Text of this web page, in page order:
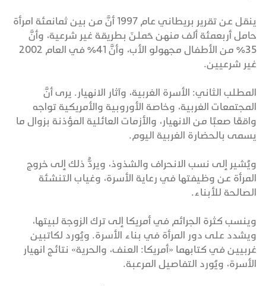
ينقل عن تقرير بريطاني عام 1997 أنَّ من بين ثمانمئة امرأة
حامل أربعمئة ألف منهن حَملنَ بطريقة غير شرعية، وأنَّ
35% من الأطفال مجهولو الأب، وأنَّ 41% في العام 2002
غير شرعيين.
المطلب الثاني: الأسرة الغربية، وآثار الانهيار. يرى أنَّ
المجتمعات الغربية، وخاصة الأوروبية والأمريكية تواجه
واقعًا صعبًا من الانهيار، والأزمات العائلية المؤذنة بزوال ما
يسمى بالحضارة الغربية اليوم.
ويُشير إلى نسب الانحراف والشذوذ، ويردُّ ذلك إلى خروج
المرأة عن وظيفتها في رعاية الأسرة، وغياب التنشئة
الصالحة للأبناء.
وينسب كثرة الجرائم في أمريكا إلى ترك الزوجة لبيتها،
ويشدد على دور المرأة في بناء الأسرة. ويُورد لكاتبين
غربيين في كتابهما «أمريكا: العنف، والحرية» نتائج انهيار
الأسرة، ويُورد التفاصيل المرعبة.